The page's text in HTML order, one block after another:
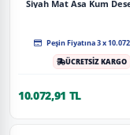
Siyah Mat Asa Kum
Peşin Fiyatına 3 x
ÜCRETSİZ KARGO
10.072,91 TL